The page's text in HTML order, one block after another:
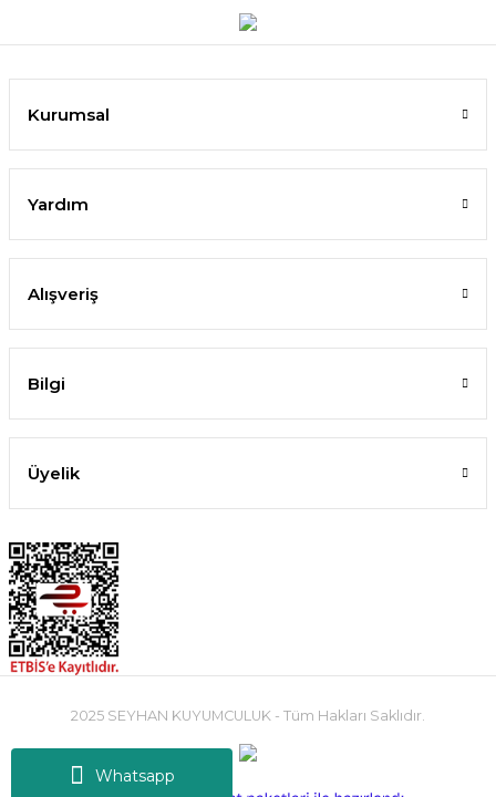
Whatsapp
Kurumsal
Yardım
Alışveriş
Bilgi
Üyelik
2025 SEYHAN KUYUMCULUK - Tüm Hakları Saklıdır.